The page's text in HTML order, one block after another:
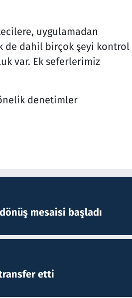
uygulamadan
de dahil birçok şeyi kontrol
var. Ek seferlerimiz
denetimler
mesaisi başladı
etti